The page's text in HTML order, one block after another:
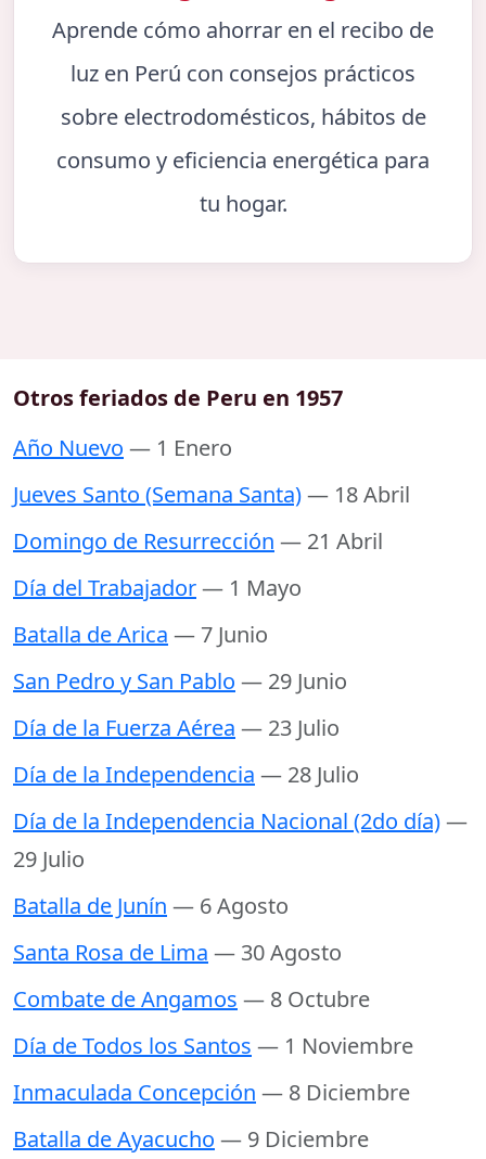
Aprende cómo ahorrar en el recibo de
luz en Perú con consejos prácticos
sobre electrodomésticos, hábitos de
consumo y eficiencia energética para
tu hogar.
Otros feriados de Peru en 1957
Año Nuevo — 1 Enero
Jueves Santo (Semana Santa)— 18 Abril
Domingo de Resurrección — 21 Abril
Día del Trabajador— 1 Mayo
Batalla de Arica — 7 Junio
San Pedro y San Pablo — 29 Junio
Día de la Fuerza Aérea — 23 Julio
Día de la Independencia — 28 Julio
Día de la Independencia Nacional (2do día)—
29 Julio
Batalla de Junín — 6 Agosto
Santa Rosa de Lima — 30 Agosto
Combate de Angamos — 8 Octubre
Día de Todos los Santos — 1 Noviembre
Inmaculada Concepción — 8 Diciembre
Batalla de Ayacucho — 9 Diciembre